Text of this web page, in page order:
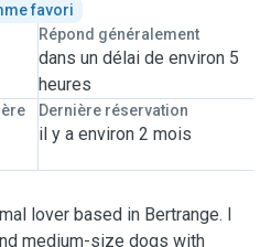
favori
Répond généralement
dans un délai de environ 5
heures
Dernière réservation
il y a environ 2 mois
lover based in Bertrange. I
medium-size dogs with